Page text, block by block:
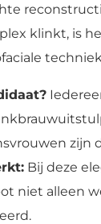
klinkt, is
zijn
Bij deze
niet alleen